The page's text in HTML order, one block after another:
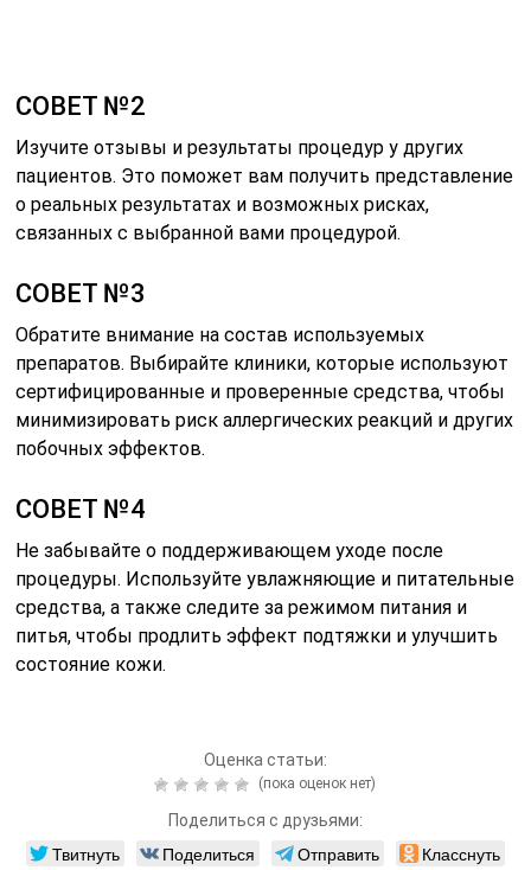
СОВЕТ №4
Не забывайте о поддерживающем уходе после
процедуры. Используйте увлажняющие и питательные
средства, а также следите за режимом питания и
состояние кожи.
Оценка статьи:
Поделиться с друзьями:
Похожие публикации
Читайте также:
Анализы на грибок